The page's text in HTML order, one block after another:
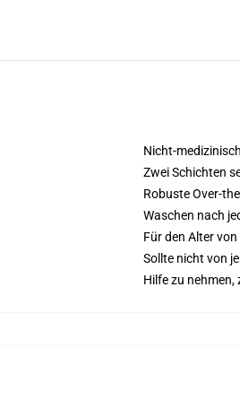
Nicht-
Zwei Schichten
Robuste Over-
Waschen nach
Für den Alter
Sollte nicht von
Hilfe zu